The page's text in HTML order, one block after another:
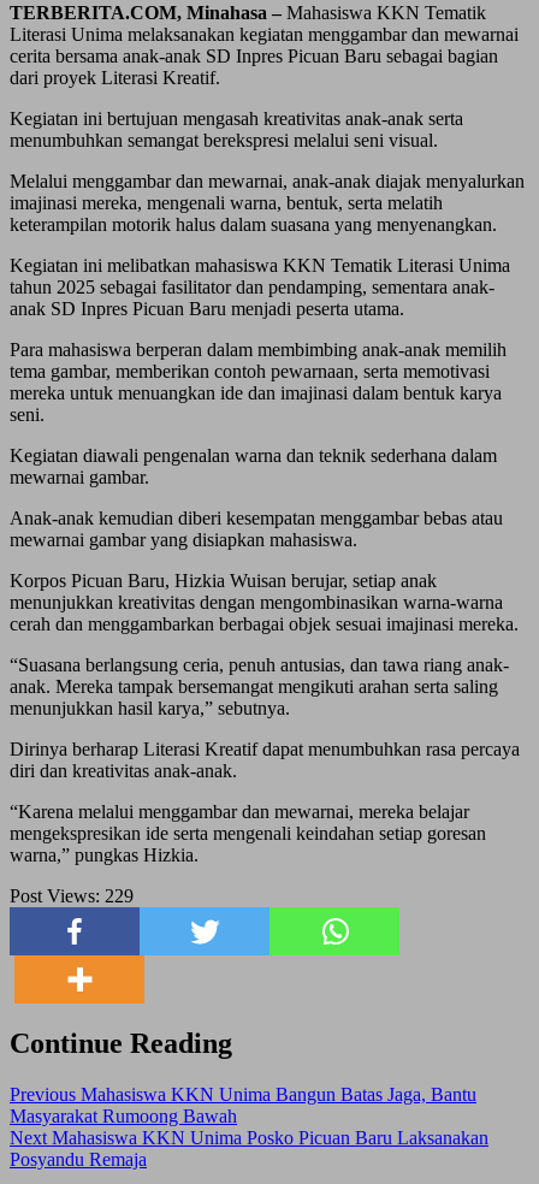
TERBERITA.COM, Minahasa – Mahasiswa KKN Tematik
Literasi Unima melaksanakan kegiatan menggambar dan mewarnai
cerita bersama anak-anak SD Inpres Picuan Baru sebagai bagian
dari proyek Literasi Kreatif.
Kegiatan ini bertujuan mengasah kreativitas anak-anak serta
menumbuhkan semangat berekspresi melalui seni visual.
Melalui menggambar dan mewarnai, anak-anak diajak menyalurkan
imajinasi mereka, mengenali warna, bentuk, serta melatih
keterampilan motorik halus dalam suasana yang menyenangkan.
Kegiatan ini melibatkan mahasiswa KKN Tematik Literasi Unima
tahun 2025 sebagai fasilitator dan pendamping, sementara anak-
anak SD Inpres Picuan Baru menjadi peserta utama.
Para mahasiswa berperan dalam membimbing anak-anak memilih
tema gambar, memberikan contoh pewarnaan, serta memotivasi
mereka untuk menuangkan ide dan imajinasi dalam bentuk karya
seni.
Kegiatan diawali pengenalan warna dan teknik sederhana dalam
mewarnai gambar.
Anak-anak kemudian diberi kesempatan menggambar bebas atau
mewarnai gambar yang disiapkan mahasiswa.
Korpos Picuan Baru, Hizkia Wuisan berujar, setiap anak
menunjukkan kreativitas dengan mengombinasikan warna-warna
cerah dan menggambarkan berbagai objek sesuai imajinasi mereka.
“Suasana berlangsung ceria, penuh antusias, dan tawa riang anak-
anak. Mereka tampak bersemangat mengikuti arahan serta saling
menunjukkan hasil karya,” sebutnya.
Dirinya berharap Literasi Kreatif dapat menumbuhkan rasa percaya
diri dan kreativitas anak-anak.
“Karena melalui menggambar dan mewarnai, mereka belajar
mengekspresikan ide serta mengenali keindahan setiap goresan
warna,” pungkas Hizkia.
Post Views: 229
Continue Reading
Previous Mahasiswa KKN Unima Bangun Batas Jaga, Bantu
Masyarakat Rumoong Bawah
Next Mahasiswa KKN Unima Posko Picuan Baru Laksanakan
Posyandu Remaja